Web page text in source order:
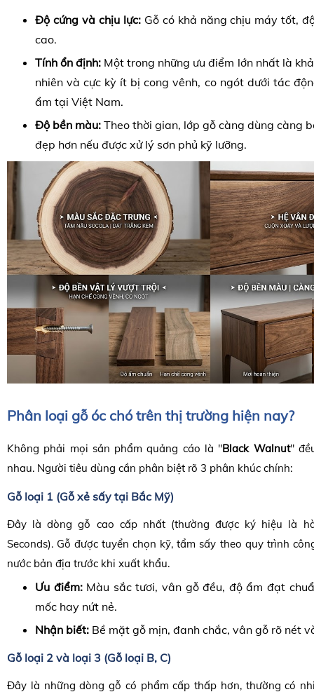
Độ cứng và chịu lực:Gỗ có khả năng chịu máy tốt,
cao.
Tính ổn định: Một trong những ưu điểm lớn nhất là
nhiên và cực kỳ ít bị cong vênh, co ngót dưới tác
ẩm tại Việt Nam.
Độ bền màu: Theo thời gian, lớp gỗ càng dùng càng
đẹp hơn nếu được xử lý sơn phủ kỹ lưỡng.
Phân loại gỗ óc chó trên thị trường hiện nay?
Không phải mọi sản phẩm quảng cáo là "Black Walnut"
nhau. Người tiêu dùng cần phân biệt rõ 3 phân khúc chính:
Gỗ loại 1 (Gỗ xẻ sấy tại Bắc Mỹ)
Đây là dòng gỗ cao cấp nhất (thường được ký hiệu là
Seconds). Gỗ được tuyển chọn kỹ, tẩm sấy theo quy trình
nước bản địa trước khi xuất khẩu.
Ưu điểm:Màu sắc tươi, vân gỗ đều, độ ẩm đạt
mốc hay nứt nẻ.
Nhận biết: Bề mặt gỗ mịn, đanh chắc, vân gỗ rõ nét
Gỗ loại 2 và loại 3 (Gỗ loại B, C)
Đây là những dòng gỗ có phẩm cấp thấp hơn, thường có